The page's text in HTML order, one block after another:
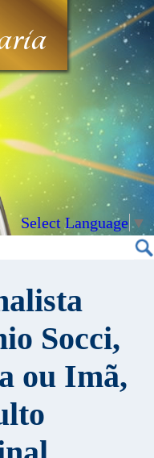
Select Language ▼
Socci,
ou Imã,